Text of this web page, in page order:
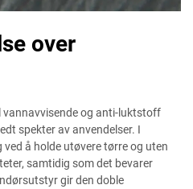
over
vannavvisende og anti-luktstoff
spekter av anvendelser. I
å holde utøvere tørre og uten
samtidig som det bevarer
gir den doble